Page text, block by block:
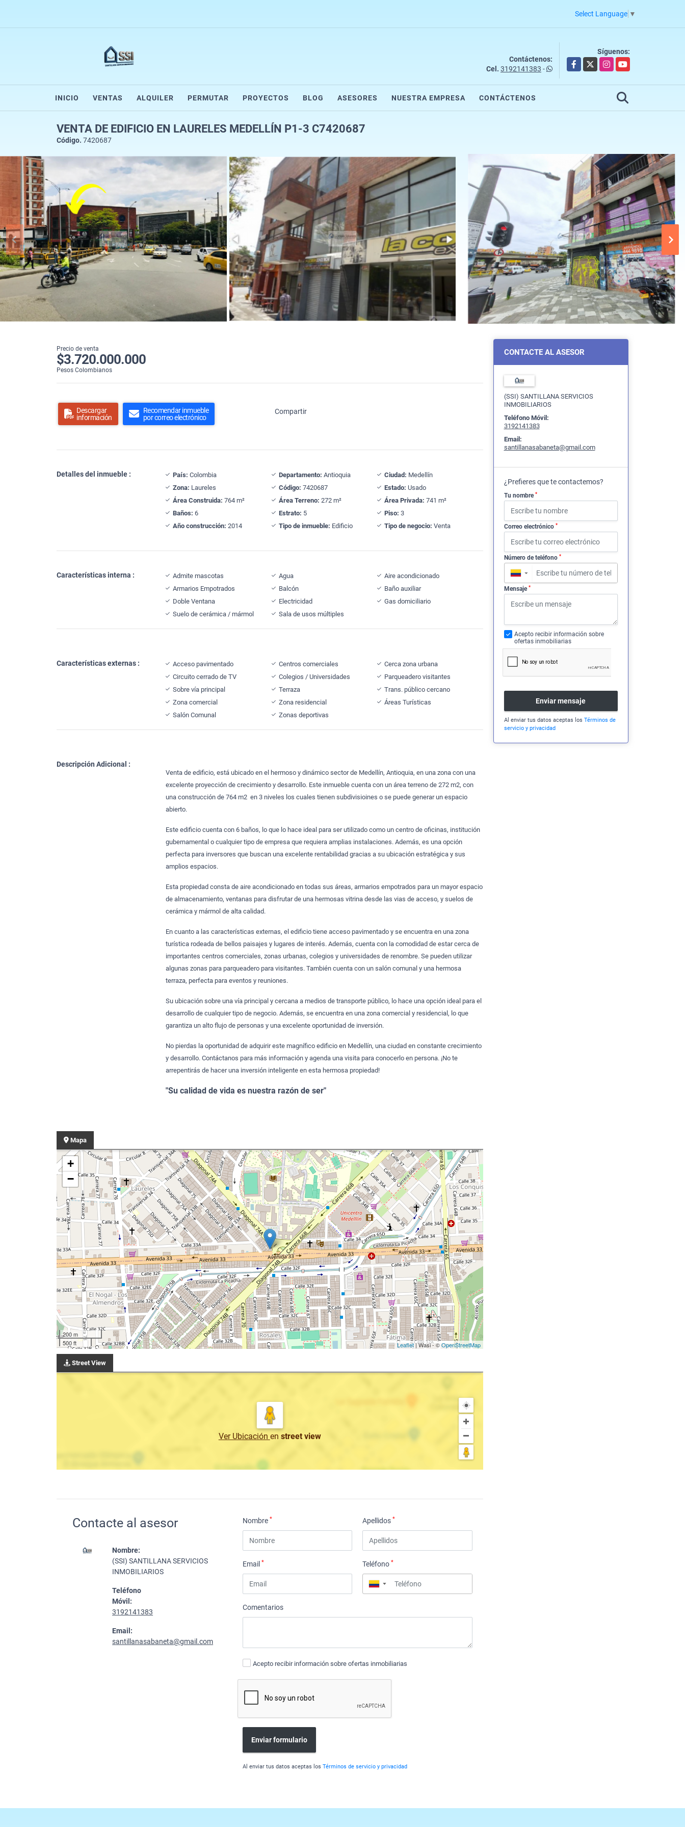
Select Language ▼
Contáctenos:
Cel. 3192141383 -
Síguenos:
Facebook
X InstagramYouTube
INICIO VENTAS ALQUILER PERMUTAR PROYECTOS BLOG ASESORES NUESTRA EMPRESA CONTÁCTENOS
VENTA DE EDIFICIO EN LAURELES MEDELLÍN P1-3 C7420687
Código. 7420687
Precio de venta
$3.720.000.000
Pesos Colombianos
Descargar
información
Recomendar inmueble
por correo electrónico
Compartir
Detalles del inmueble : País: Colombia Departamento: Antioquia Ciudad: Medellín
Zona: Laureles Código: 7420687 Estado: Usado
Área Construida: 764 m² Área Terreno: 272 m² Área Privada: 741 m²
Baños: 6 Estrato: 5 Piso: 3
Año construcción: 2014 Tipo de inmueble: Edificio Tipo de negocio: Venta
Características interna : Admite mascotas Agua
Aire acondicionado
Armarios Empotrados
Balcón
Baño auxiliar
Doble Ventana
Electricidad
Gas domiciliario
Suelo de cerámica / mármol
Sala de usos múltiples
Características externas : Acceso pavimentado Centros comerciales
Cerca zona urbana
Circuito cerrado de TV
Colegios / Universidades
Parqueadero visitantes
Sobre vía principal
Terraza
Trans. público cercano
Zona comercial
Zona residencial
Áreas Turísticas
Salón Comunal
Zonas deportivas
Descripción Adicional :
Venta de edificio, está ubicado en el hermoso y dinámico sector de Medellín, Antioquia, en una zona con una
excelente proyección de crecimiento y desarrollo. Este inmueble cuenta con un área terreno de 272 m2, con
una construcción de 764 m2 en 3 niveles los cuales tienen subdivisioines o se puede generar un espacio
abierto.
Este edificio cuenta con 6 baños, lo que lo hace ideal para ser utilizado como un centro de oficinas, institución
gubernamental o cualquier tipo de empresa que requiera amplias instalaciones. Además, es una opción
perfecta para inversores que buscan una excelente rentabilidad gracias a su ubicación estratégica y sus
amplios espacios.
Esta propiedad consta de aire acondicionado en todas sus áreas, armarios empotrados para un mayor espacio
de almacenamiento, ventanas para disfrutar de una hermosas vitrina desde las vias de acceso, y suelos de
cerámica y mármol de alta calidad.
En cuanto a las características externas, el edificio tiene acceso pavimentado y se encuentra en una zona
turística rodeada de bellos paisajes y lugares de interés. Además, cuenta con la comodidad de estar cerca de
importantes centros comerciales, zonas urbanas, colegios y universidades de renombre. Se pueden utilizar
algunas zonas para parqueadero para visitantes. También cuenta con un salón comunal y una hermosa
terraza, perfecta para eventos y reuniones.
Su ubicación sobre una vía principal y cercana a medios de transporte público, lo hace una opción ideal para el
desarrollo de cualquier tipo de negocio. Además, se encuentra en una zona comercial y residencial, lo que
garantiza un alto flujo de personas y una excelente oportunidad de inversión.
No pierdas la oportunidad de adquirir este magnífico edificio en Medellín, una ciudad en constante crecimiento
y desarrollo. Contáctanos para más información y agenda una visita para conocerlo en persona. ¡No te
arrepentirás de hacer una inversión inteligente en esta hermosa propiedad!
"Su calidad de vida es nuestra razón de ser"
Mapa
+
−
200 m
500 ft
Leaflet| Wasi - ©OpenStreetMap
Street View
Ver Ubicación en street view
Contacte al asesor
Nombre:
(SSI) SANTILLANA SERVICIOS
INMOBILIARIOS
Teléfono
Móvil:
3192141383
Email:
santillanasabaneta@gmail.com
Nombre* Apellidos*
Email* Teléfono*
▼
Comentarios
Acepto recibir información sobre ofertas inmobiliarias
Enviar formulario
Al enviar tus datos aceptas losTérminos de servicio y privacidad
CONTACTE AL ASESOR
(SSI) SANTILLANA SERVICIOS
INMOBILIARIOS
Teléfono Móvil:
3192141383
Email:
santillanasabaneta@gmail.com
¿Prefieres que te contactemos?
Tu nombre *
Correo electrónico *
Número de teléfono *
▼
Mensaje *
Acepto recibir información sobre
ofertas inmobiliarias
Enviar mensaje
Al enviar tus datos aceptas los Términos de
servicio y privacidad